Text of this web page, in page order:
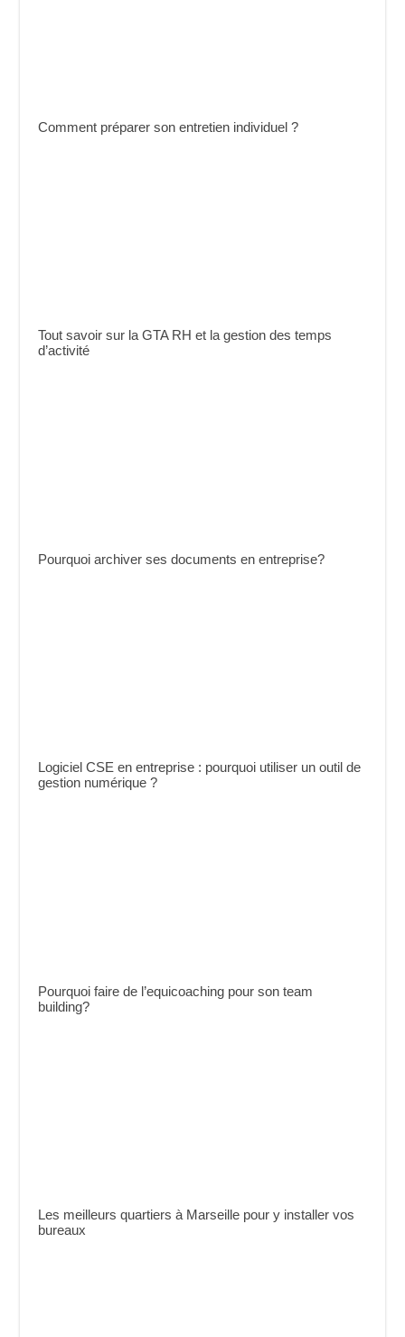
Comment préparer son entretien individuel ?
Tout savoir sur la GTA RH et la gestion des temps
d’activité
Pourquoi archiver ses documents en entreprise?
Logiciel CSE en entreprise : pourquoi utiliser un outil de
gestion numérique ?
Pourquoi faire de l’equicoaching pour son team
building?
Les meilleurs quartiers à Marseille pour y installer vos
bureaux